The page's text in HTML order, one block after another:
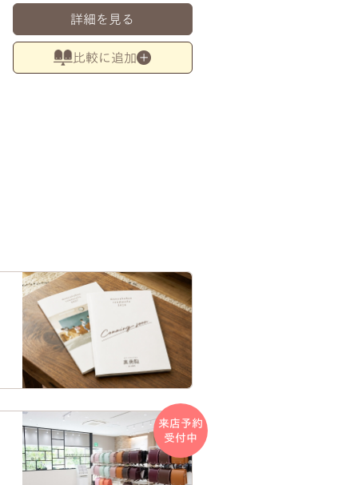
詳細を見る
比較に追加
来店予約
受付中